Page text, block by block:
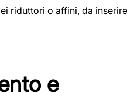
riduttori o affini, da inserire
e